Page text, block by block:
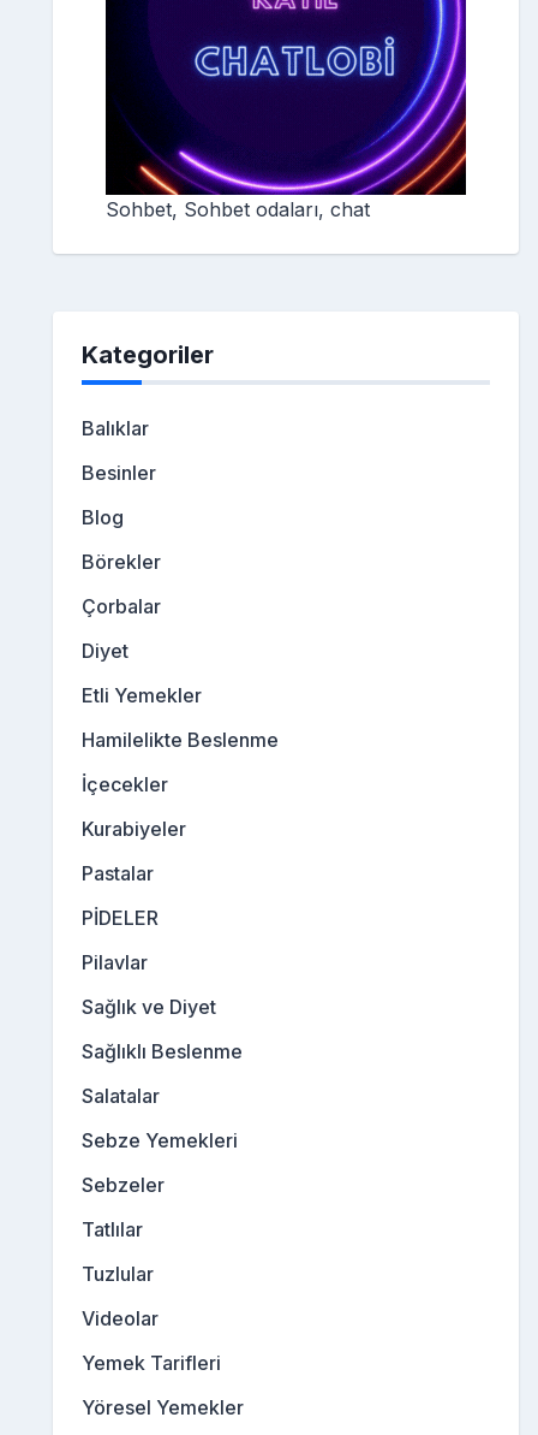
Sohbet, Sohbet odaları, chat
Kategoriler
Balıklar
Besinler
Blog
Börekler
Çorbalar
Diyet
Etli Yemekler
Hamilelikte Beslenme
İçecekler
Kurabiyeler
Pastalar
PİDELER
Pilavlar
Sağlık ve Diyet
Sağlıklı Beslenme
Salatalar
Sebze Yemekleri
Sebzeler
Tatlılar
Tuzlular
Videolar
Yemek Tarifleri
Yöresel Yemekler